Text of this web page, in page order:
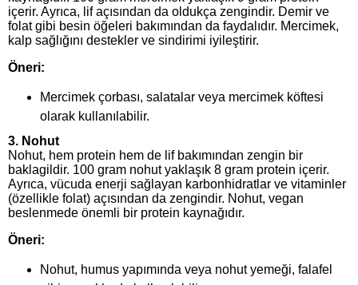
içerir. Ayrıca, lif açısından da oldukça zengindir. Demir ve
folat gibi besin öğeleri bakımından da faydalıdır. Mercimek,
kalp sağlığını destekler ve sindirimi iyileştirir.
Öneri:
Mercimek çorbası, salatalar veya mercimek köftesi
olarak kullanılabilir.
3. Nohut
Nohut, hem protein hem de lif bakımından zengin bir
baklagildir. 100 gram nohut yaklaşık 8 gram protein içerir.
Ayrıca, vücuda enerji sağlayan karbonhidratlar ve vitaminler
(özellikle folat) açısından da zengindir. Nohut, vegan
beslenmede önemli bir protein kaynağıdır.
Öneri:
Nohut, humus yapımında veya nohut yemeği, falafel